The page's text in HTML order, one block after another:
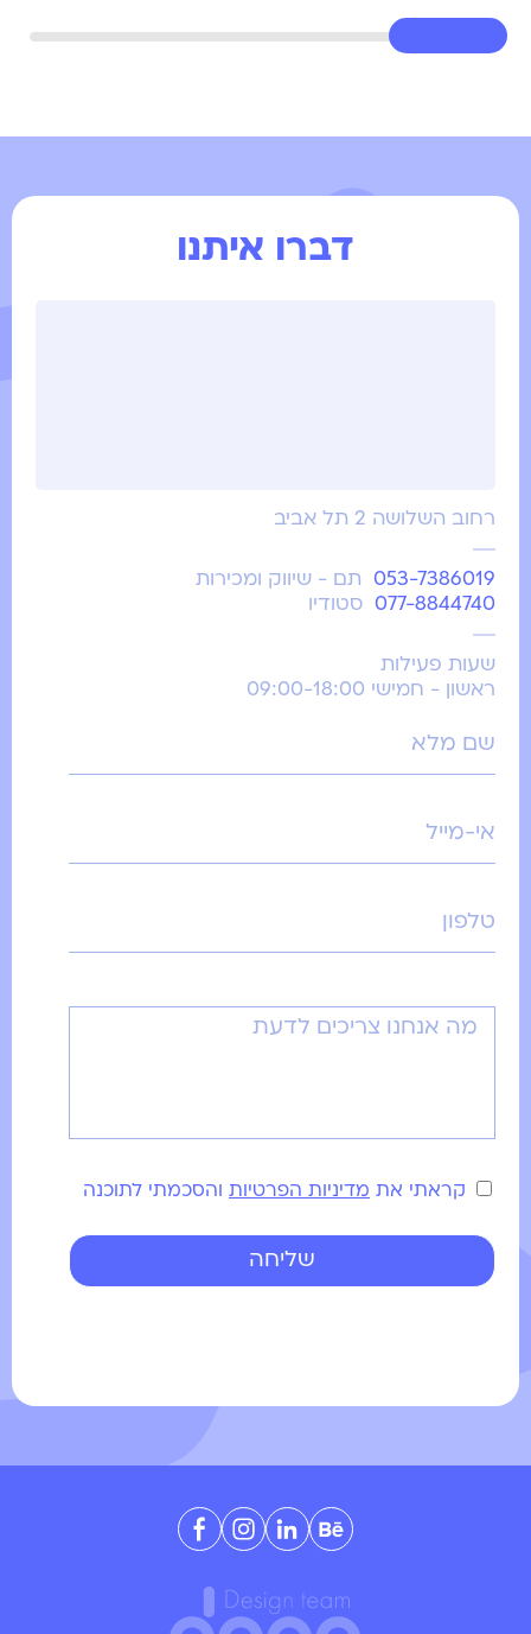
דברו איתנו
קראתי את מדיניות הפרטיות והסכמתי לתוכנה
רחוב השלושה 2 תל אביב
053-7386019
תם - שיווק ומכירות
077-8844740
סטודיו
שעות פעילות
ראשון - חמישי 09:00-18:00